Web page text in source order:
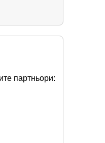
партньори: